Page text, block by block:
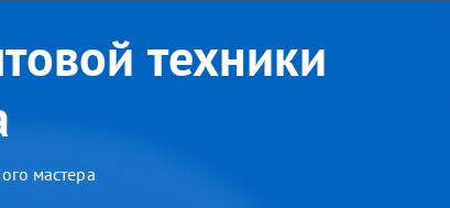
техники
мастера